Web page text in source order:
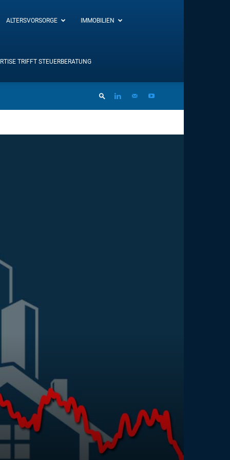
ALTERSVORSORGE IMMOBILIEN
TRIFFT STEUERBERATUNG